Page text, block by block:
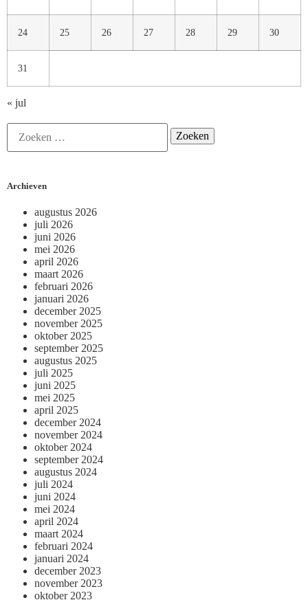
24 25 26 27 28 29 30
31
« jul
Archieven
augustus 2026
juli 2026
juni 2026
mei 2026
april 2026
maart 2026
februari 2026
januari 2026
december 2025
november 2025
oktober 2025
september 2025
augustus 2025
juli 2025
juni 2025
mei 2025
april 2025
december 2024
november 2024
oktober 2024
september 2024
augustus 2024
juli 2024
juni 2024
mei 2024
april 2024
maart 2024
februari 2024
januari 2024
december 2023
november 2023
oktober 2023